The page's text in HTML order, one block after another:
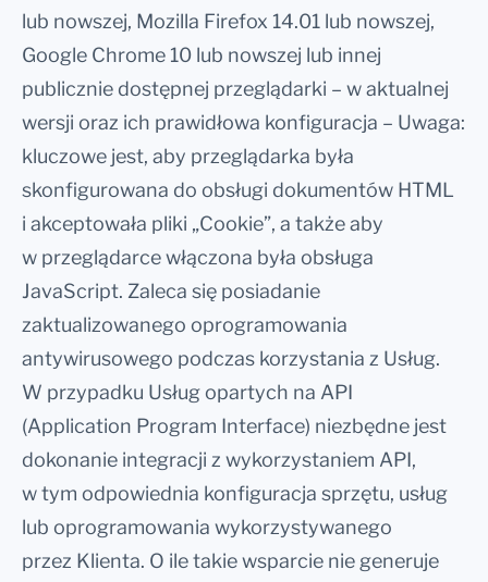
lub nowszej, Mozilla Firefox 14.01 lub nowszej,
Google Chrome 10 lub nowszej lub innej
publicznie dostępnej przeglądarki – w aktualnej
wersji oraz ich prawidłowa konfiguracja – Uwaga:
kluczowe jest, aby przeglądarka była
skonfigurowana do obsługi dokumentów HTML
i akceptowała pliki „Cookie”, a także aby
w przeglądarce włączona była obsługa
JavaScript. Zaleca się posiadanie
zaktualizowanego oprogramowania
antywirusowego podczas korzystania z Usług.
W przypadku Usług opartych na API
(Application Program Interface) niezbędne jest
dokonanie integracji z wykorzystaniem API,
w tym odpowiednia konfiguracja sprzętu, usług
lub oprogramowania wykorzystywanego
przez Klienta. O ile takie wsparcie nie generuje